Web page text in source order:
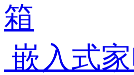
箱
嵌入式